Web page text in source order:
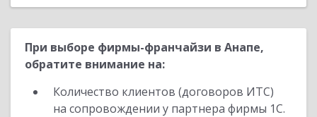
При выборе фирмы-франчайзи в Анапе,
обратите внимание на:
Количество клиентов (договоров ИТС)
на сопровождении у партнера фирмы 1С.